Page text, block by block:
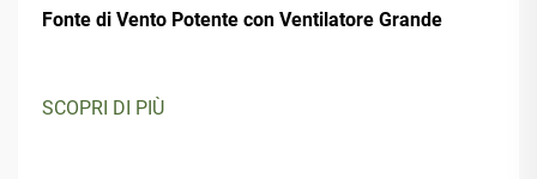
Fonte di Vento Potente con Ventilatore Grande
SCOPRI DI PIÙ